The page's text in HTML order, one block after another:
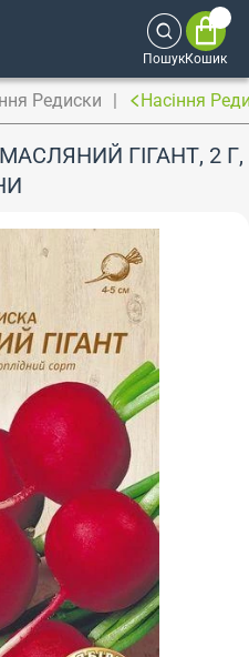
ПошукКошик
Редиски Насіння
ГІГАНТ, 2 Г,